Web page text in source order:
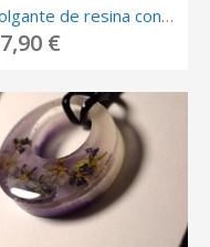
Colgante de resina con ramillete de flores.
€